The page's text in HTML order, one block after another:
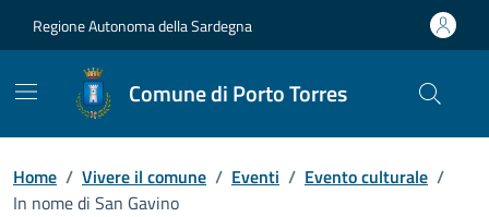
Regione Autonoma della Sardegna
Comune di Porto Torres
Home / Vivere il comune / Eventi / Evento culturale /
In nome di San Gavino